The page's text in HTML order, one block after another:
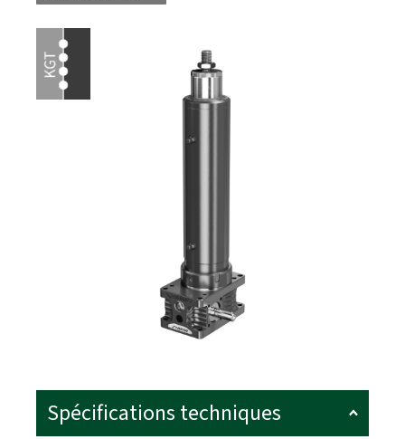
Spécifications techniques